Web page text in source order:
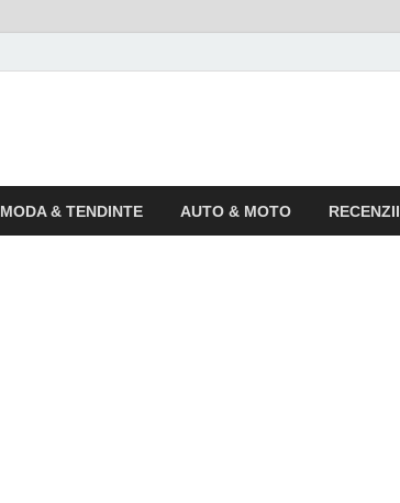
MODA & TENDINTE AUTO & MOTO RECENZII